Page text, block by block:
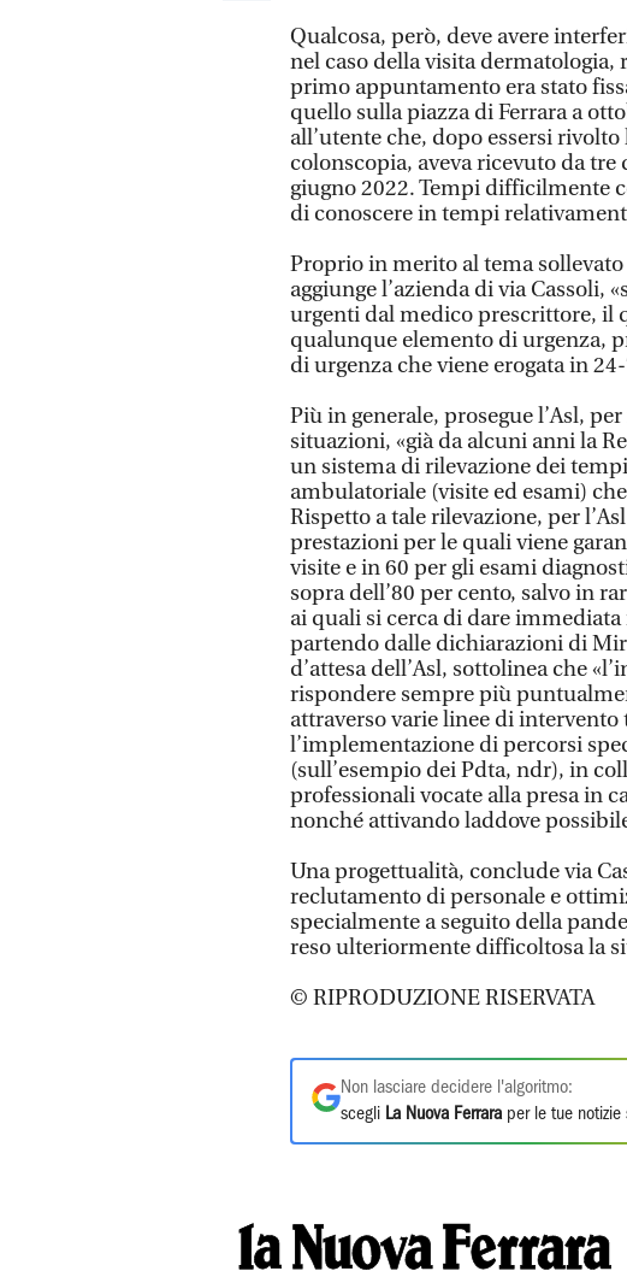
Qualcosa, però, deve avere
nel caso della visita
primo appuntamento era stato
quello sulla piazza di Ferrara a
all’utente che, dopo essersi
colonscopia, aveva ricevuto da tre
giugno 2022. Tempi difficilmente
di conoscere in tempi
Proprio in merito al tema
aggiunge l’azienda di via Cassoli,
urgenti dal medico prescrittore, il
qualunque elemento di urgenza,
di urgenza che viene erogata in
Più in generale, prosegue l’Asl,
situazioni, «già da alcuni anni la
un sistema di rilevazione dei
ambulatoriale (visite ed esami)
Rispetto a tale rilevazione, per
prestazioni per le quali viene
visite e in 60 per gli esami
sopra dell’80 per cento, salvo in
ai quali si cerca di dare
partendo dalle dichiarazioni di
d’attesa dell’Asl, sottolinea che
rispondere sempre più
attraverso varie linee di
l’implementazione di percorsi
(sull’esempio dei Pdta, ndr), in
professionali vocate alla presa in
nonché attivando laddove
Una progettualità, conclude via
reclutamento di personale e
specialmente a seguito della
reso ulteriormente difficoltosa la
© RIPRODUZIONE RISERVATA
Non lasciare decidere l'algoritmo:
scegli La Nuova Ferrara per le tue notizie